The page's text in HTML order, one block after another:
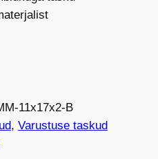
11x17x2-B
, Varustuse taskud